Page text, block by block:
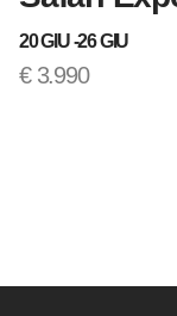
20 GIU -26 GIU
€3.990